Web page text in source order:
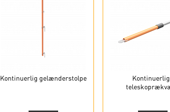
Kontinuerlig gelænderstolpe